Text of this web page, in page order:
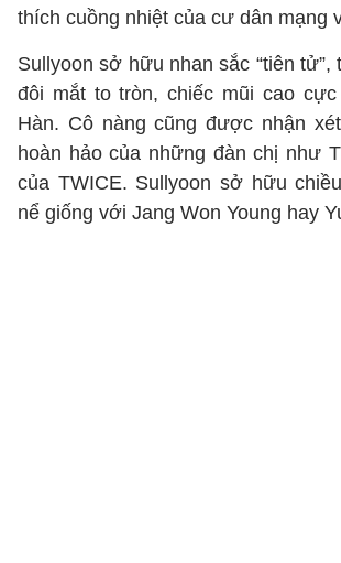
thích cuồng nhiệt của cư dân mạng
Sullyoon sở hữu nhan sắc “tiên tử”,
đôi mắt to tròn, chiếc mũi cao
Hàn. Cô nàng cũng được nhận
hoàn hảo của những đàn chị như
của TWICE. Sullyoon sở hữu
nể giống với Jang Won Young hay